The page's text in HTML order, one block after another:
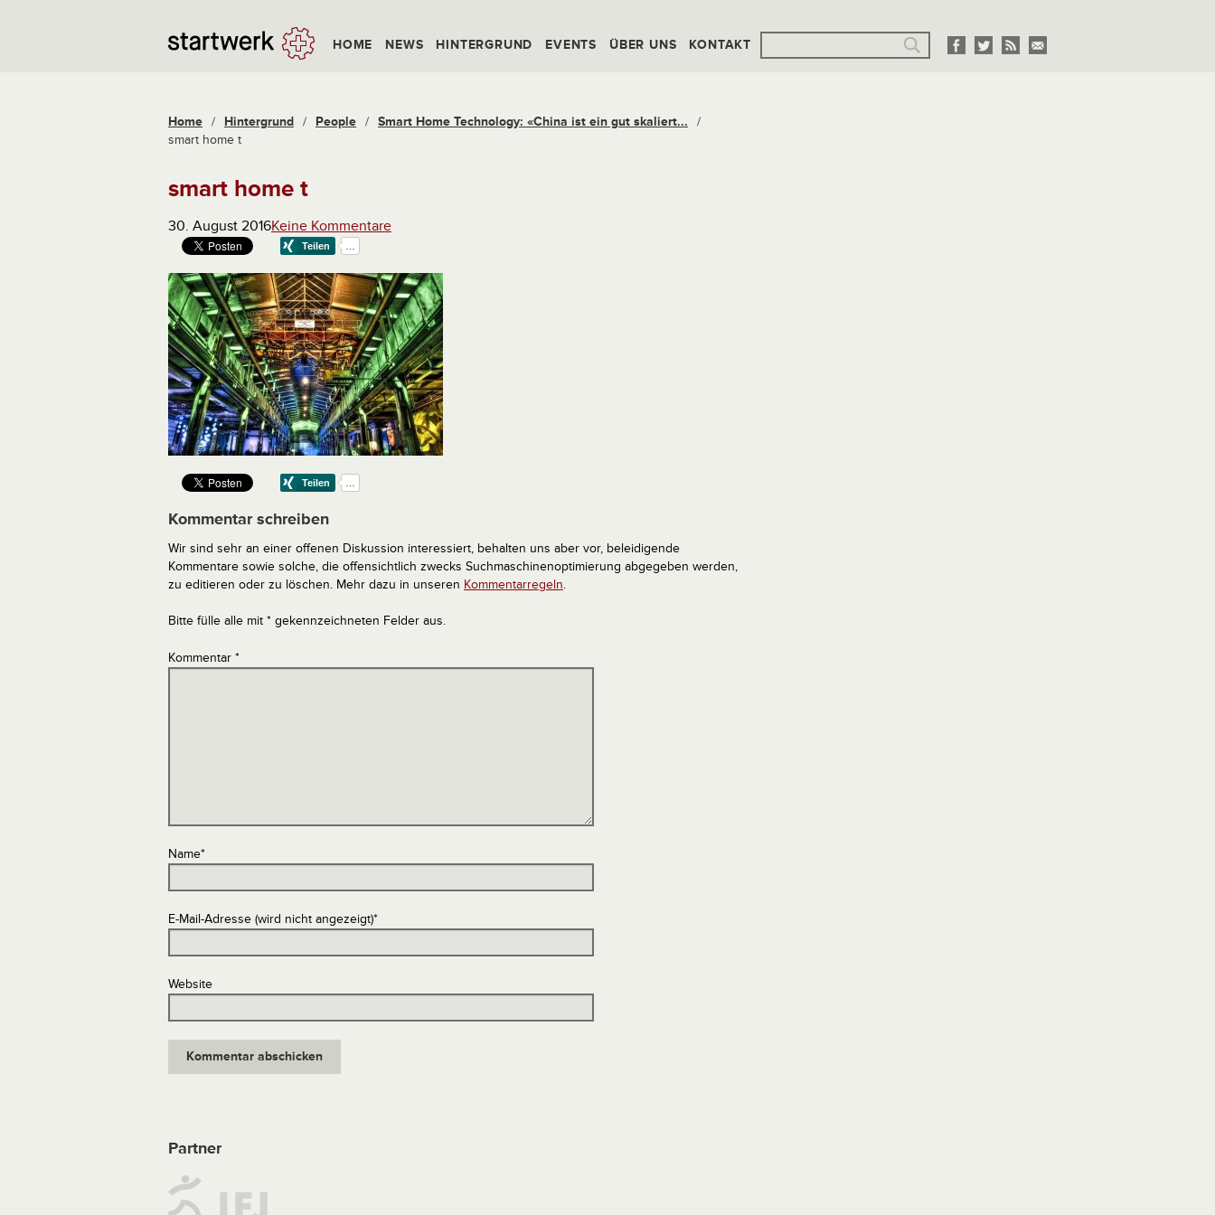
HOME NEWS HINTERGRUND EVENTS ÜBER UNS KONTAKT
Home / Hintergrund / People / Smart Home Technology: «China ist ein gut skaliert...
/
smart home t
smart home t
30. August 2016Keine Kommentare
Kommentar schreiben
Wir sind sehr an einer offenen Diskussion interessiert, behalten uns aber vor, beleidigende
Kommentare sowie solche, die offensichtlich zwecks Suchmaschinenoptimierung abgegeben werden,
zu editieren oder zu löschen. Mehr dazu in unseren Kommentarregeln.
Bitte fülle alle mit * gekennzeichneten Felder aus.
Kommentar *
Name*
E-Mail-Adresse (wird nicht angezeigt)*
Website
Partner